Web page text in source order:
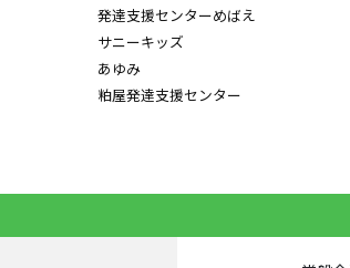
発達支援センターめばえ
サニーキッズ
あゆみ
粕屋発達支援センター